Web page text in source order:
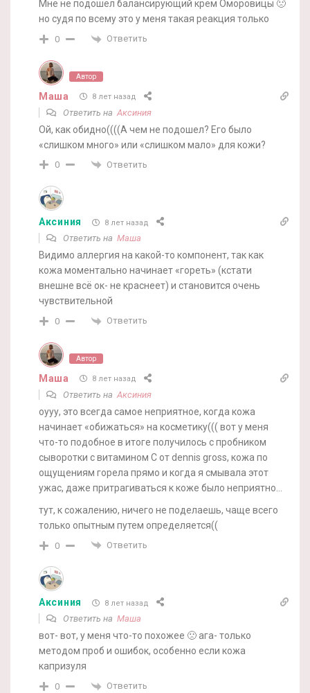
Мне не подошёл балансирующий крем Оморовицы 🙁
но судя по всему это у меня такая реакция только
0 Ответить
Автор
Маша 8 лет назад
Ответить на Аксиния
Ой, как обидно((((А чем не подошел? Его было
«слишком много» или «слишком мало» для кожи?
0 Ответить
Аксиния 8 лет назад
Ответить на Маша
Видимо аллергия на какой-то компонент, так как
кожа моментально начинает «гореть» (кстати
внешне всё ок- не краснеет) и становится очень
чувствительной
0 Ответить
Автор
Маша 8 лет назад
Ответить на Аксиния
оууу, это всегда самое неприятное, когда кожа
начинает «обижаться» на косметику((( вот у меня
что-то подобное в итоге получилось с пробником
сыворотки с витамином С от dennis gross, кожа по
ощущениям горела прямо и когда я смывала этот
ужас, даже притрагиваться к коже было неприятно…
тут, к сожалению, ничего не поделаешь, чаще всего
только опытным путем определяется((
0 Ответить
Аксиния 8 лет назад
Ответить на Маша
вот- вот, у меня что-то похожее 🙁 ага- только
методом проб и ошибок, особенно если кожа
капризуля
0 Ответить